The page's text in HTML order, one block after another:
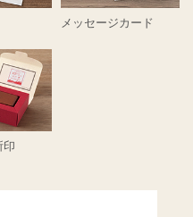
メッセージカード
印